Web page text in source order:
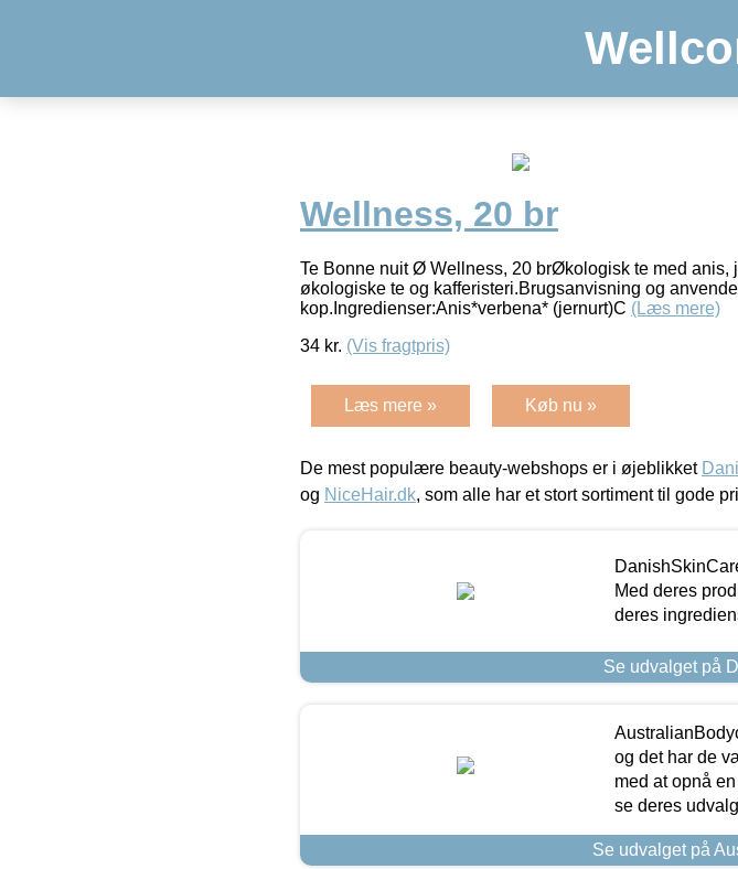
Wellness, 20 br
Te Bonne nuit Ø Wellness, 20 brØkologisk te med
økologiske te og kafferisteri.Brugsanvisning og
kop.Ingredienser:Anis*verbena* (jernurt)C (Læs mere)
34 kr. (Vis fragtpris)
Læs mere » Køb nu »
De mest populære beauty-webshops er i øjeblikket
og NiceHair.dk, som alle har et stort sortiment til gode
Med deres
deres
Se udvalget på
og det har de
med at opnå
se deres
Se udvalget på